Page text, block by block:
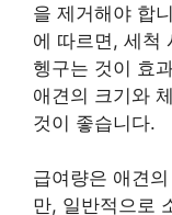
을 제거해야 합
에 따르면, 세척
헹구는 것이 효
애견의 크기와
것이 좋습니다.
급여량은 애견
만, 일반적으로